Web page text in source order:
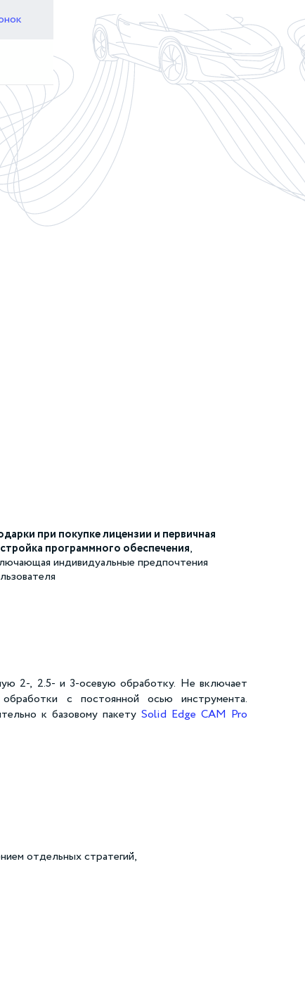
при покупке лицензии и первичная
программного обеспечения,
индивидуальные предпочтения
2-, 2.5- и 3-осевую обработку. Не включает
с постоянной осью инструмента.
к базовому пакету Solid Edge CAM Pro
отдельных стратегий,